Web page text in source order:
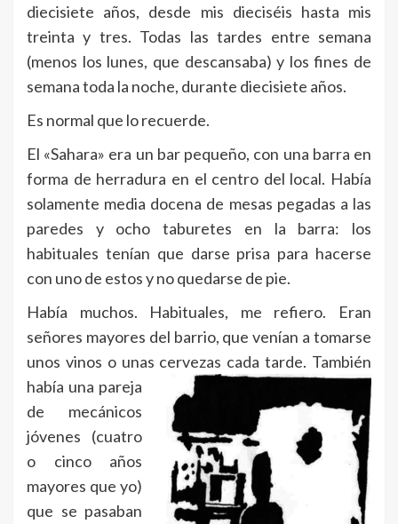
diecisiete años, desde mis dieciséis hasta mis
treinta y tres. Todas las tardes entre semana
(menos los lunes, que descansaba) y los fines de
semana toda la noche, durante diecisiete años.
Es normal que lo recuerde.
El «Sahara» era un bar pequeño, con una barra en
forma de herradura en el centro del local. Había
solamente media docena de mesas pegadas a las
paredes y ocho taburetes en la barra: los
habituales tenían que darse prisa para hacerse
con uno de estos y no quedarse de pie.
Había muchos. Habituales, me refiero. Eran
señores mayores del barrio, que venían a tomarse
unos vinos o unas cervezas cada tarde. También
había una pareja
de mecánicos
jóvenes (cuatro
o cinco años
mayores que yo)
que se pasaban